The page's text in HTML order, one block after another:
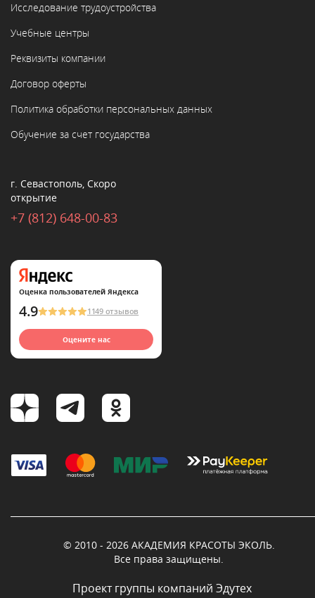
Исследование трудоустройства
Учебные центры
Реквизиты компании
Договор оферты
Политика обработки персональных данных
Обучение за счет государства
г. Севастополь, Скоро
открытие
+7 (812) 648-00-83
Оценка пользователей Яндекса
4.9 1149 отзывов
Оцените нас
© 2010 - 2026 АКАДЕМИЯ КРАСОТЫ ЭКОЛЬ.
Все права защищены.
Проект группы компаний Эдутех